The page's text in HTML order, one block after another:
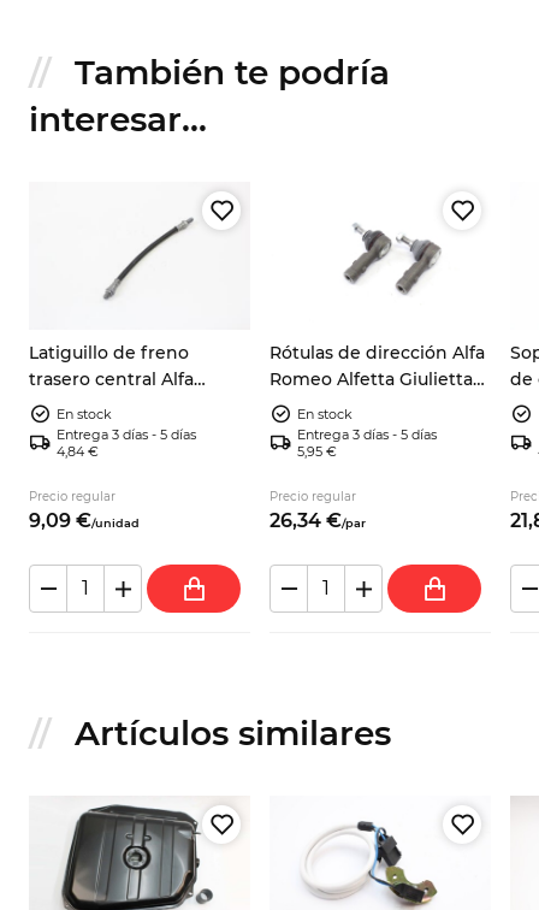
También te podría
interesar...
Latiguillo de freno
trasero central Alfa
Romeo Alfetta, Giulietta,
75, 90 y GTV (116)
En stock
Entrega 3 días - 5 días
4,84 €
Precio regular
9,09 €/unidad
Rótulas de dirección Alfa
Romeo Alfetta Giulietta
75 90 GTV GTV6
En stock
Entrega 3 días - 5 días
5,95 €
Precio regular
26,34 €/par
de
75
21,
Artículos similares